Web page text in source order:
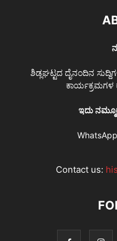
ಶಿಡ್ಲಘಟ್ಟದ ದೈನಂದಿನ
ಕಾರ್ಯಕ್ರಮಗಳ
ಇದು
Contact us: